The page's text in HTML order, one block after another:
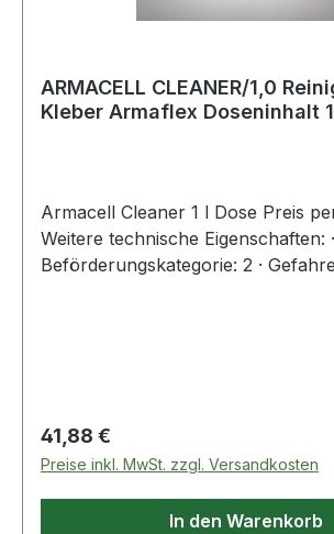
ARMACELL CLEANER/1,0
Kleber Armaflex Doseninhalt
Armacell Cleaner 1 l Dose Preis
Weitere technische Eigenschaften: ·
Beförderungskategorie: 2 ·
Regulärer Preis:
41,88 €
Preise inkl. MwSt. zzgl. Versandkosten
In den Warenkorb